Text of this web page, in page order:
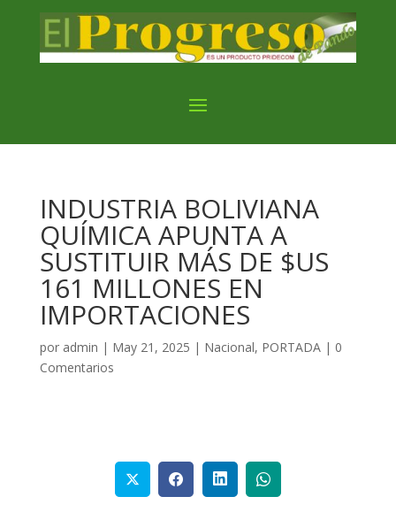
INDUSTRIA BOLIVIANA
QUÍMICA APUNTA A
SUSTITUIR MÁS DE $US
161 MILLONES EN
IMPORTACIONES
por admin | May 21, 2025 | Nacional, PORTADA| 0
Comentarios